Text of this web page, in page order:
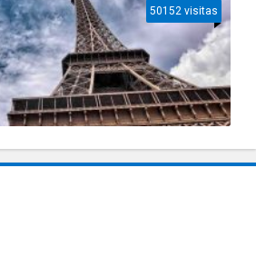
50152 visitas